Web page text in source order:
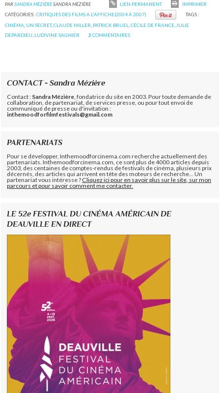
PARSANDRA MÉZIÈRESANDRA MÉZIÈRE LIEN PERMANENT
IMPRIMER
CATÉGORIES :CRITIQUES DES FILMS A L'AFFICHE(2004 À 2007)
TAGS :
CINÉMA, UN SECRET,CLAUDE MILLER, PATRICK BRUEL,CÉCILE DE FRANCE,JULIE
DEPARDIEU, LUDIVINE SAGNIER 2 COMMENTAIRES
CONTACT - Sandra Mézière
Contact : Sandra Mézière , fondatrice du site en 2003. Pour toute demande de
collaboration, de partenariat, de services presse, ou pour tout envoi de
communiqué de presse ou d'invitation :
inthemoodforfilmfestivals@gmail.com
PARTENARIATS
Pour se développer, Inthemoodforcinema.com recherche actuellement des
partenariats. Inthemoodforcinema.com, ce sont plus de 4000 articles depuis
2003, des centaines de comptes-rendus de festivals de cinéma, plusieurs prix
décernés, des articles qui arrivent en tête des moteurs de recherche... Un
partenariat vous intéresse ?Cliquez ici pour en savoir plus sur le site, sur mon
parcours et pour savoir comment me contacter.
LE 52e FESTIVAL DU CINÉMA AMÉRICAIN DE
DEAUVILLE EN DIRECT